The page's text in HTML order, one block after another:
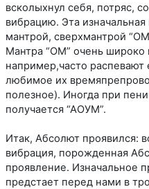
всколыхнул себя, потряс,
вибрацию. Эта
мантрой, сверхмантрой
Мантра “ОМ” очень широко
например,часто распевают
любимое их
полезное). Иногда при
получается “АОУМ”.
Итак, Абсолют проявился:
вибрация, порожденная
проявление. Изначальное
предстает перед нами в